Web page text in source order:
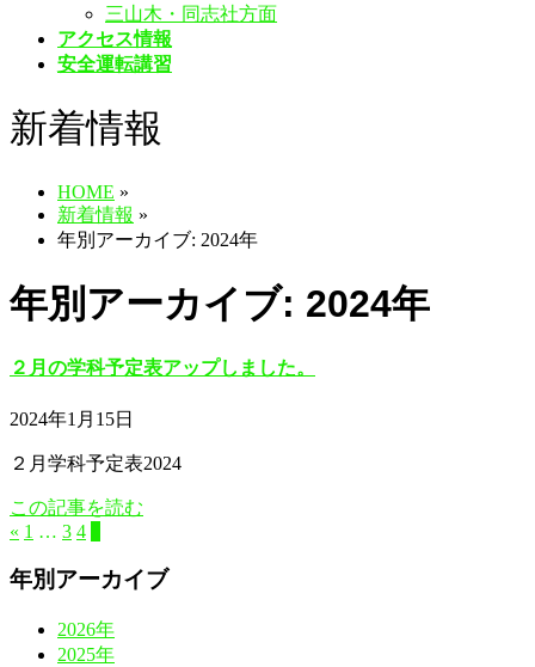
三山木・同志社方面
アクセス情報
安全運転講習
新着情報
HOME »
新着情報 »
年別アーカイブ: 2024年
年別アーカイブ: 2024年
２月の学科予定表アップしました。
2024年1月15日
２月学科予定表2024
この記事を読む
« 1 … 3 4
年別アーカイブ
2026年
2025年